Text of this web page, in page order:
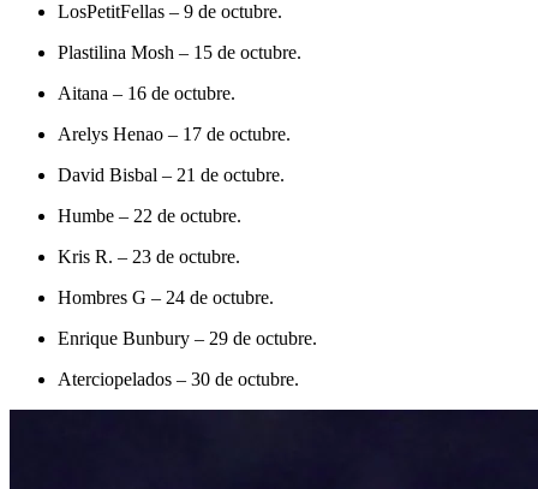
LosPetitFellas – 9 de octubre.
Plastilina Mosh – 15 de octubre.
Aitana – 16 de octubre.
Arelys Henao – 17 de octubre.
David Bisbal – 21 de octubre.
Humbe – 22 de octubre.
Kris R. – 23 de octubre.
Hombres G – 24 de octubre.
Enrique Bunbury – 29 de octubre.
Aterciopelados – 30 de octubre.